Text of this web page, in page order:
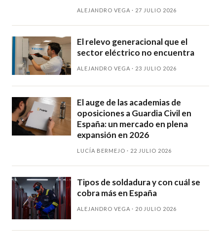
ALEJANDRO VEGA · 27 JULIO 2026
El relevo generacional que el
sector eléctrico no encuentra
ALEJANDRO VEGA · 23 JULIO 2026
El auge de las academias de
oposiciones a Guardia Civil en
España: un mercado en plena
expansión en 2026
LUCÍA BERMEJO · 22 JULIO 2026
Tipos de soldadura y con cuál se
cobra más en España
ALEJANDRO VEGA · 20 JULIO 2026